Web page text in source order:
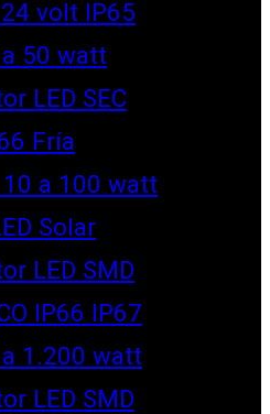
volt IP65
50 watt
LED SEC
Fría
a 100 watt
Solar
LED SMD
IP66 IP67
1.200 watt
LED SMD